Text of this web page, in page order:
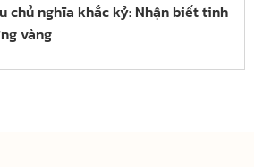
chủ nghĩa khắc kỷ: Nhận biết tinh
vàng